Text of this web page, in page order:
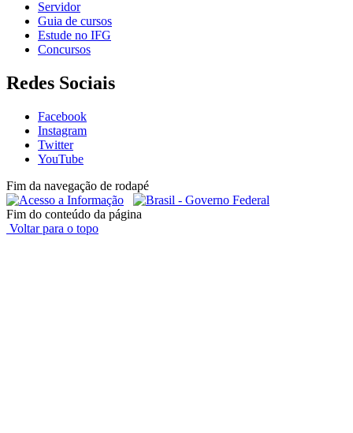
Servidor
Guia de cursos
Estude no IFG
Concursos
Redes Sociais
Facebook
Instagram
Twitter
YouTube
Fim da navegação de rodapé
Fim do conteúdo da página
Voltar para o topo